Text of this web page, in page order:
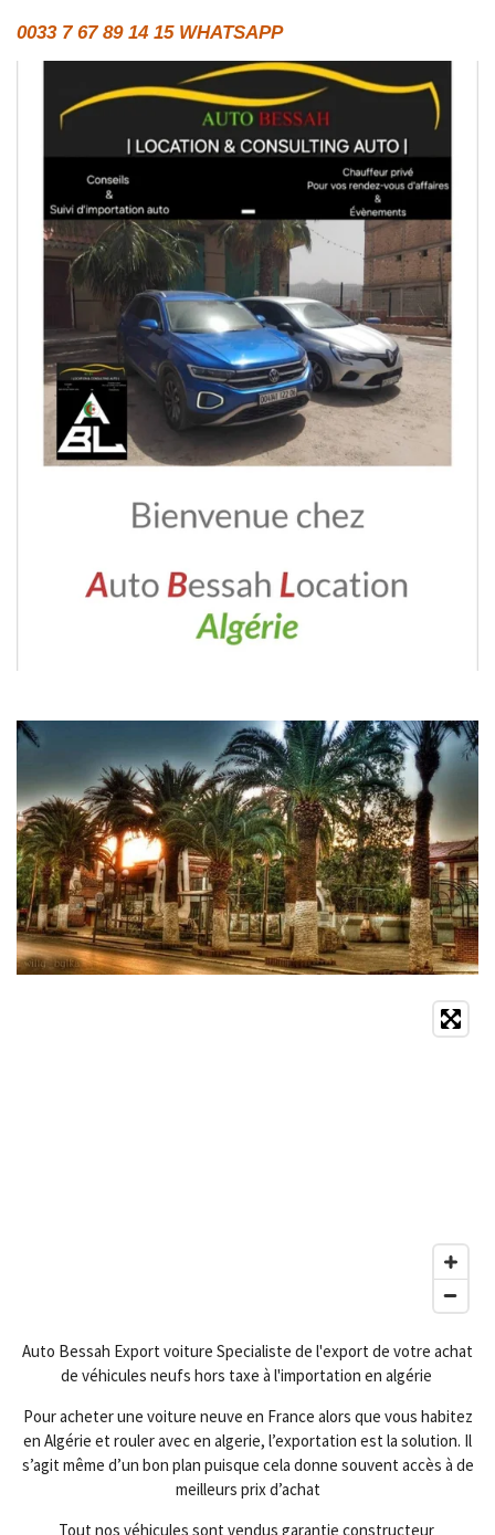
0033 7 67 89 14 15 WHATSAPP
Auto Bessah Export voiture Specialiste de l'export de votre achat
de véhicules neufs hors taxe à l'importation en algérie
Pour acheter une voiture neuve en France alors que vous habitez
en Algérie et rouler avec en algerie, l’exportation est la solution. Il
s’agit même d’un bon plan puisque cela donne souvent accès à de
meilleurs prix d’achat
Tout nos véhicules sont vendus garantie constructeur